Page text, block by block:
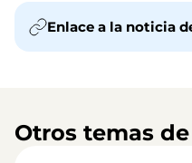
Enlace a la noticia
Otros temas